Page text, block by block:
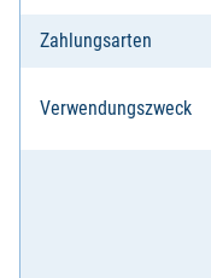
Zahlungsarten
Verwendungszweck